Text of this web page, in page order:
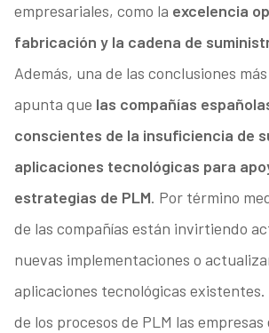
empresariales, como la excelencia
fabricación y la cadena de
Además, una de las conclusiones
apunta que las compañías
conscientes de la insuficiencia de
aplicaciones tecnológicas para
estrategias de PLM. Por término
de las compañías están invirtiendo
nuevas implementaciones o
aplicaciones tecnológicas existentes.
de los procesos de PLM las